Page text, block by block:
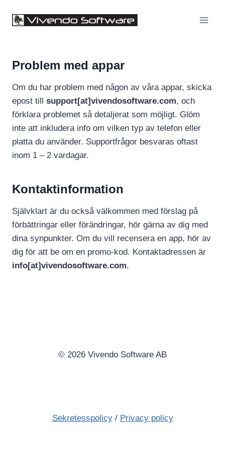
Problem med appar
Om du har problem med någon av våra appar, skicka
epost till support[at]vivendosoftware.com, och
förklara problemet så detaljerat som möjligt. Glöm
inte att inkludera info om vilken typ av telefon eller
platta du använder. Supportfrågor besvaras oftast
inom 1 – 2 vardagar.
Kontaktinformation
Självklart är du också välkommen med förslag på
förbättringar eller förändringar, hör gärna av dig med
dina synpunkter. Om du vill recensera en app, hör av
dig för att be om en promo-kod. Kontaktadressen är
info[at]vivendosoftware.com.
© 2026 Vivendo Software AB
Sekretesspolicy/ Privacy policy